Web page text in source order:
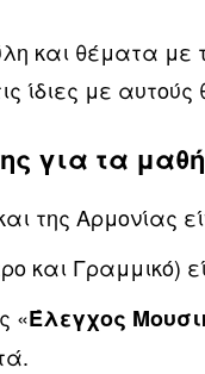
και θέματα
ίδιες με αυτούς
για τα
της Αρμονίας
και Γραμμικό)
«Έλεγχος